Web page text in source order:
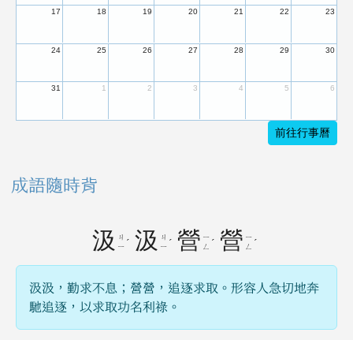
17 18 19 20 21 22 23
24 25 26 27 28 29 30
31 1 2 3 4 5 6
前往行事曆
成語隨時背
汲
ㄐ
ㄧ ˊ 汲
ㄐ
ㄧ ˊ 營 ㄧ
ㄥ ˊ 營 ㄧ
ㄥ ˊ
汲汲，勤求不息；營營，追逐求取。形容人急切地奔
馳追逐，以求取功名利祿。